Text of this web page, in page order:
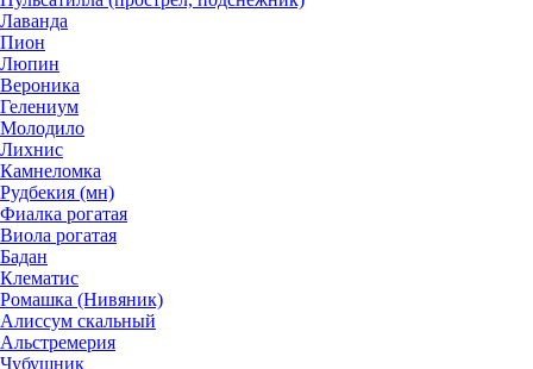
Лаванда
Пион
Люпин
Вероника
Гелениум
Молодило
Лихнис
Камнеломка
Рудбекия (мн)
Фиалка рогатая
Виола рогатая
Бадан
Клематис
Ромашка (Нивяник)
Алиссум скальный
Альстремерия
Чубушник